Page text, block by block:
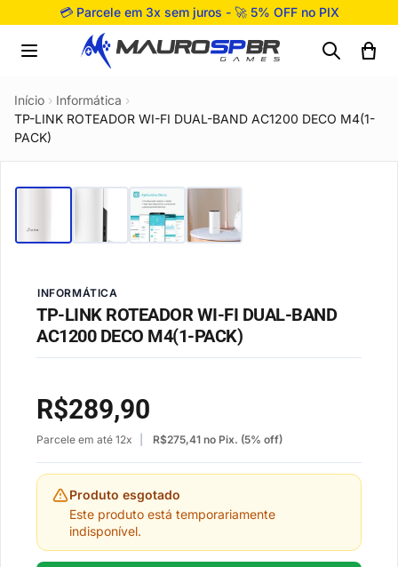
Pular para o conteúdo
💳 Parcele em 3x sem juros - 🚀 5% OFF no PIX
Início › Informática ›
TP-LINK ROTEADOR WI-FI DUAL-BAND AC1200 DECO M4(1-
PACK)
INFORMÁTICA
TP-LINK ROTEADOR WI-FI DUAL-BAND
AC1200 DECO M4(1-PACK)
R$289,90
Parcele em até 12x R$275,41 no Pix. (5% off)
Produto esgotado
Este produto está temporariamente
indisponível.